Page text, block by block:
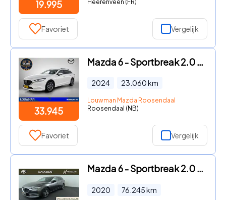
19.995
Heerenveen (FR)
Favoriet Vergelijk
33.945
Mazda 6 - Sportbreak 2.0 SkyActiv-G 165 Centre-Line | Navigatie | Came
2024 23.060km
Louwman Mazda Roosendaal
Roosendaal (NB)
Favoriet Vergelijk
Mazda 6 - Sportbreak 2.0 SkyActiv-G 165 Comfort
2020 76.245km